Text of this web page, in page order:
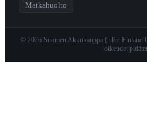
Matkahuolto
© 2026 Suomen Akkukauppa (nTec
oikeudet